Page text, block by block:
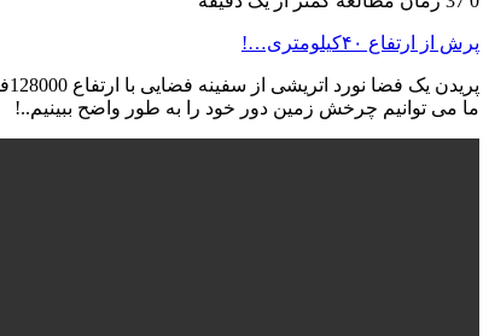
پرش از ارتفاع ۴۰کیلومتری…!
پریدن يک فضا نورد اتریشی از سفینه فضایی با ارتفاع 128000فوت(تقریبا معادل۴۰ کیلومتری زمین) با سرعت 1236 کیلومتر/ در ساعت برای رسیدن به زمین بعد از 4 دقیقه و20 ثانیه
ما می توانیم چرخش زمین دور خود را به طور واضح ببینیم..!